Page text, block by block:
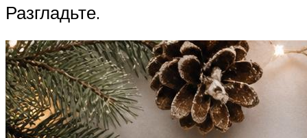
Разгладьте.